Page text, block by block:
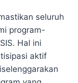
seluruh
program-
Hal ini
aktif